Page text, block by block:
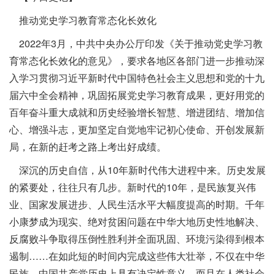
推动党史学习教育常态化长效化
2022年3月，中共中央办公厅印发《关于推动党史学习教
育常态化长效化的意见》，要求各地区各部门进一步推动深
入学习贯彻习近平新时代中国特色社会主义思想和党的十九
届六中全会精神，巩固拓展党史学习教育成果，更好用党的
百年奋斗重大成就和历史经验增长智慧、增进团结、增加信
心、增强斗志，更加坚定自觉地牢记初心使命、开创发展新
局，在新的赶考之路上考出好成绩。
深沉的历史自信，从10年新时代伟大进程中来。历史发展
的紧要处，往往只有几步。新时代的10年，是民族复兴伟
业、国家发展进步、人民生活水平大幅度提高的时期。千年
小康梦成为现实、绝对贫困问题在中华大地历史性地解决、
反腐败斗争取得压倒性胜利并全面巩固、环境污染得到根本
遏制……在如此短的时间内完成这些伟大壮举，不仅在中华